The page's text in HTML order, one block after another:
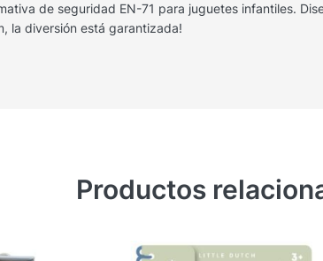
de seguridad EN-71 para juguetes infantiles.
la diversión está garantizada!
Productos